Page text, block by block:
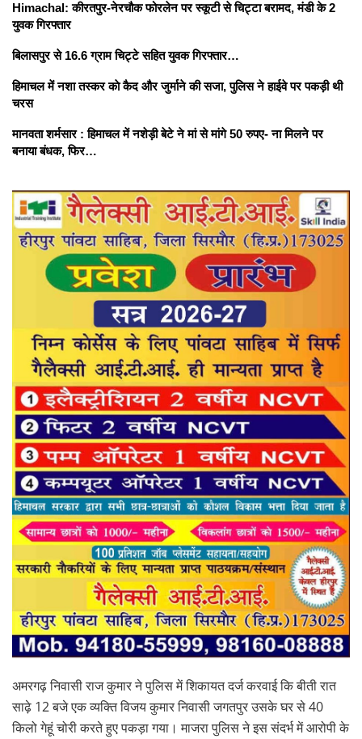
Himachal: कीरतपुर-नेरचौक फोरलेन पर स्कूटी से चिट्टा बरामद, मंडी के 2
युवक गिरफ्तार
बिलासपुर से 16.6 ग्राम चिट्टे सहित युवक गिरफ्तार…
हिमाचल में नशा तस्कर काे कैद और जुर्माने की सजा, पुलिस ने हाईवे पर पकड़ी थी
चरस
मानवता शर्मसार : हिमाचल में नशेड़ी बेटे ने मां से मांगे 50 रुपए- ना मिलने पर
बनाया बंधक, फिर…
अमरगढ़ निवासी राज कुमार ने पुलिस में शिकायत दर्ज करवाई कि बीती रात
साढ़े 12 बजे एक व्यक्ति विजय कुमार निवासी जगतपुर उसके घर से 40
किलो गेहूं चोरी करते हुए पकड़ा गया। माजरा पुलिस ने इस संदर्भ में आरोपी के